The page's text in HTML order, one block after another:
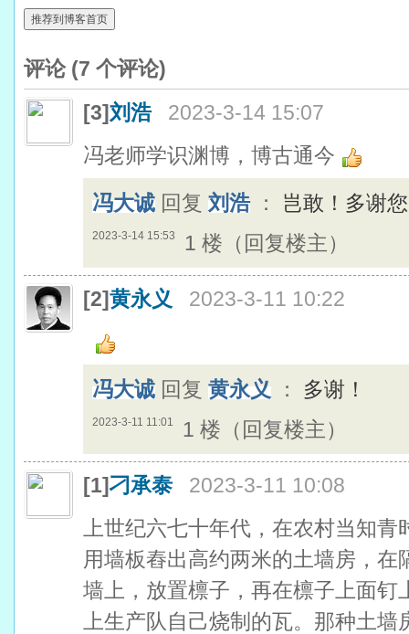
推荐到博客首页
评论 (7 个评论)
[3]刘浩
2023-3-14 15:07
冯老师学识渊博，博古通今
冯大诚 回复 刘浩 ： 岂敢！多谢
2023-3-14 15:53 1 楼（回复楼主）
[2]黄永义 2023-3-11 10:22
冯大诚 回复 黄永义 ： 多谢！
2023-3-11 11:01 1 楼（回复楼主）
[1]刁承泰
2023-3-11 10:08
上世纪六七十年代，在农村当知
用墙板舂出高约两米的土墙房，
墙上，放置檩子，再在檩子上面
上生产队自己烧制的瓦。那种土